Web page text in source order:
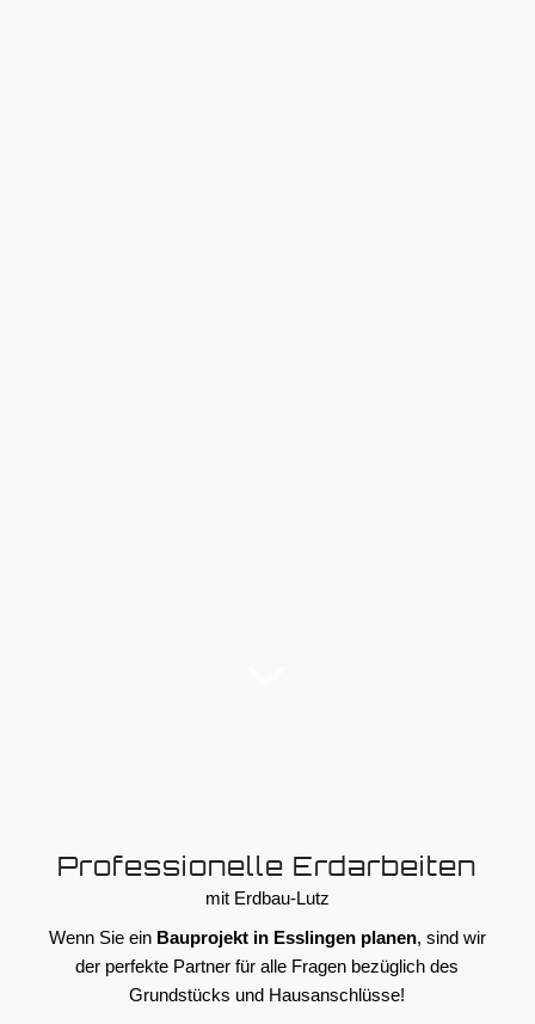
Professionelle Erdarbeiten
mit Erdbau-Lutz
Wenn Sie ein Bauprojekt in Esslingen planen, sind wir
der perfekte Partner für alle Fragen bezüglich des
Grundstücks und Hausanschlüsse!